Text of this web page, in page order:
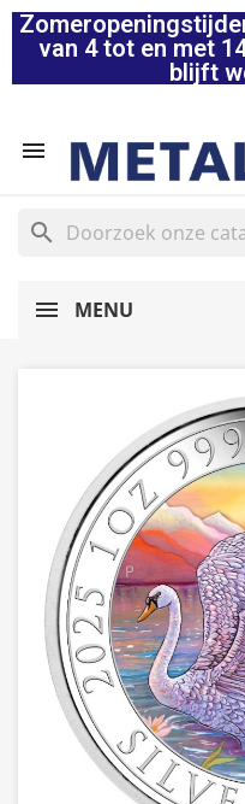
van 4 tot en met
blijft

search
MENU